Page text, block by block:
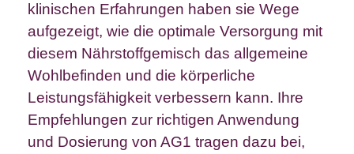
klinischen Erfahrungen haben sie Wege
aufgezeigt, wie die optimale Versorgung mit
diesem Nährstoffgemisch das allgemeine
Wohlbefinden und die körperliche
Leistungsfähigkeit verbessern kann. Ihre
Empfehlungen zur richtigen Anwendung
und Dosierung von AG1 tragen dazu bei,